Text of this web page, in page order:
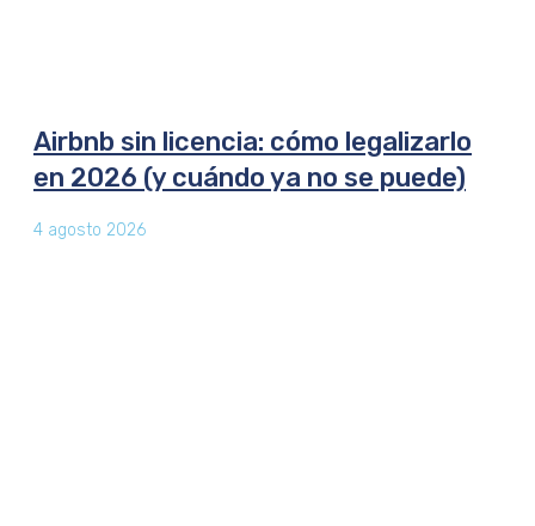
Airbnb sin licencia: cómo legalizarlo
en 2026 (y cuándo ya no se puede)
4 agosto 2026